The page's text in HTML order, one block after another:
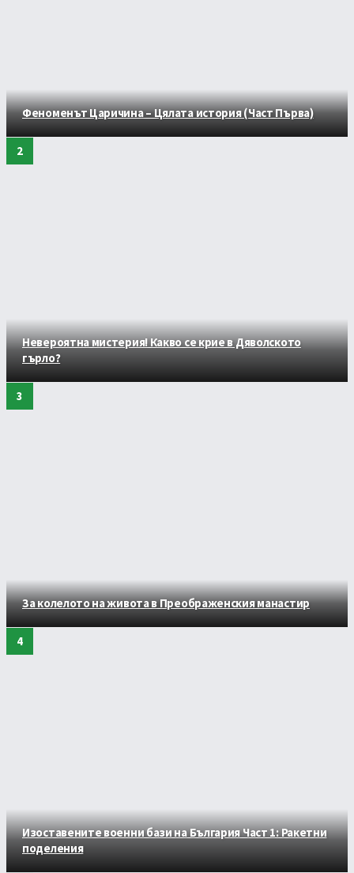
Феноменът Царичина – Цялата история (Част Първа)
Невероятна мистерия! Какво се крие в Дяволското
гърло?
За колелото на живота в Преображенския манастир
Изоставените военни бази на България Част 1: Ракетни
поделения